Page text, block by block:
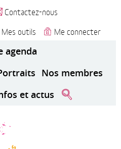
Contactez-nous
Mes outils Me connecter
agenda
Nos membres
et actus